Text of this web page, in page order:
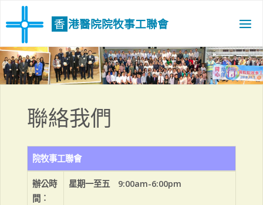
to
香 港醫院院牧事工聯會
聯絡我們
院牧事工聯會
辦公時
間︰
星期一至五 9:00am-6:00pm